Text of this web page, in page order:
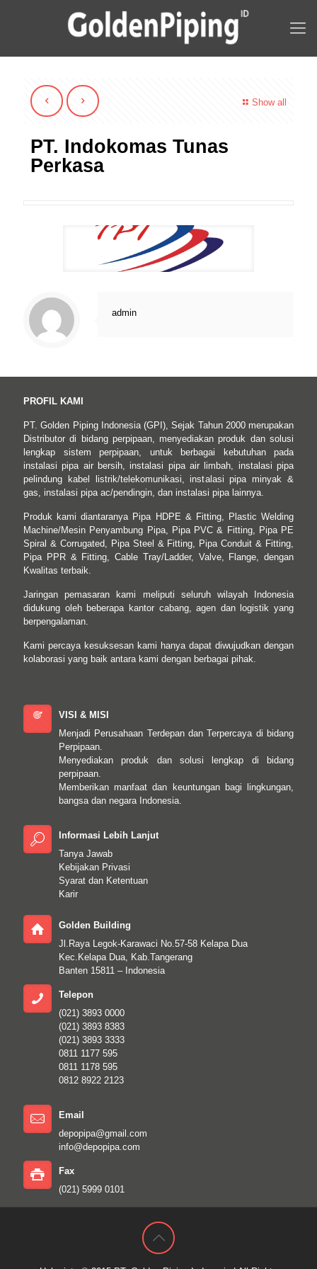
Show all
PT. Indokomas Tunas
Perkasa
admin
PROFIL KAMI
PT. Golden Piping Indonesia (GPI), Sejak Tahun 2000 merupakan
Distributor di bidang perpipaan, menyediakan produk dan solusi
lengkap sistem perpipaan, untuk berbagai kebutuhan pada
instalasi pipa air bersih, instalasi pipa air limbah, instalasi pipa
pelindung kabel listrik/telekomunikasi, instalasi pipa minyak &
gas, instalasi pipa ac/pendingin, dan instalasi pipa lainnya.
Produk kami diantaranya Pipa HDPE & Fitting, Plastic Welding
Machine/Mesin Penyambung Pipa, Pipa PVC & Fitting, Pipa PE
Spiral & Corrugated, Pipa Steel & Fitting, Pipa Conduit & Fitting,
Pipa PPR & Fitting, Cable Tray/Ladder, Valve, Flange, dengan
Kwalitas terbaik.
Jaringan pemasaran kami meliputi seluruh wilayah Indonesia
didukung oleh beberapa kantor cabang, agen dan logistik yang
berpengalaman.
Kami percaya kesuksesan kami hanya dapat diwujudkan dengan
kolaborasi yang baik antara kami dengan berbagai pihak.
VISI & MISI
Menjadi Perusahaan Terdepan dan Terpercaya di bidang
Perpipaan.
Menyediakan produk dan solusi lengkap di bidang
perpipaan.
Memberikan manfaat dan keuntungan bagi lingkungan,
bangsa dan negara Indonesia.
Informasi Lebih Lanjut
Tanya Jawab
Kebijakan Privasi
Syarat dan Ketentuan
Karir
Golden Building
Jl.Raya Legok-Karawaci No.57-58 Kelapa Dua
Kec.Kelapa Dua, Kab.Tangerang
Banten 15811 – Indonesia
Telepon
(021) 3893 0000
(021) 3893 8383
(021) 3893 3333
0811 1177 595
0811 1178 595
0812 8922 2123
Email
depopipa@gmail.com
info@depopipa.com
Fax
(021) 5999 0101